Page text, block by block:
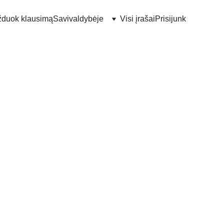
klausimąSavivaldybėje Visi įrašaiPrisijunk